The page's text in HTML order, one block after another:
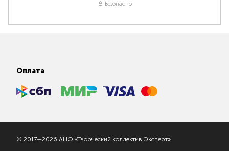
Безопасно
Оплата
© 2017—2026 АНО «Творческий коллектив Эксперт»